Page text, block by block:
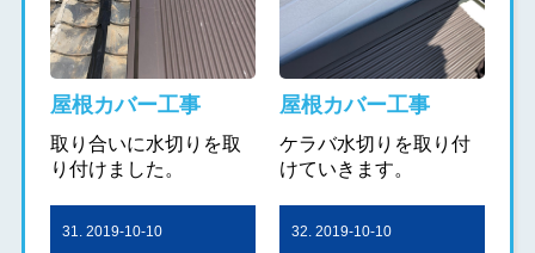
屋根カバー工事
取り合いに水切りを取
り付けました。
屋根カバー工事
ケラバ水切りを取り付
けていきます。
31. 2019-10-10 32. 2019-10-10